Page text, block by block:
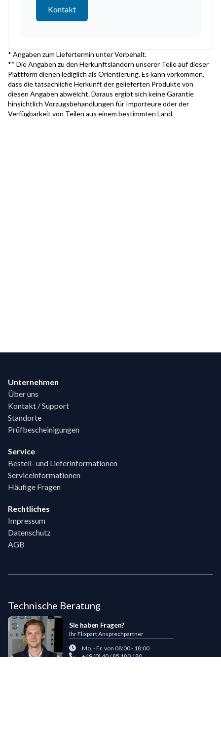
Kontakt
* Angaben zum Liefertermin unter Vorbehalt.
** Die Angaben zu den Herkunftsländern unserer Teile auf dieser
Plattform dienen lediglich als Orientierung. Es kann vorkommen,
dass die tatsächliche Herkunft der gelieferten Produkte von
diesen Angaben abweicht. Daraus ergibt sich keine Garantie
hinsichtlich Vorzugsbehandlungen für Importeure oder der
Verfügbarkeit von Teilen aus einem bestimmten Land.
Unternehmen
Über uns
Kontakt / Support
Standorte
Prüfbescheinigungen
Service
Bestell- und Lieferinformationen
Serviceinformationen
Häufige Fragen
Rechtliches
Impressum
Datenschutz
AGB
Technische Beratung
Sie haben Fragen?
Ihr Flixpart Ansprechpartner
Mo. - Fr. von 08:00 - 18:00
+49 (0) 40 / 85 180 180